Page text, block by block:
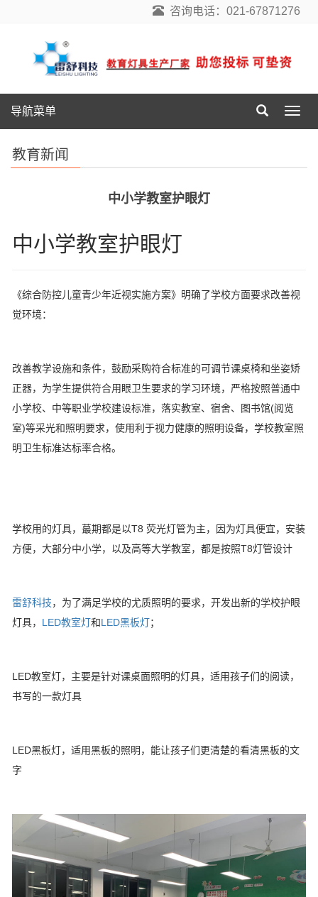
咨询电话：021-67871276
导
航
导航菜单
教育新闻
中小学教室护眼灯
中小学教室护眼灯
《综合防控儿童青少年近视实施方案》明确了学校方面要求改善视
觉环境：
改善教学设施和条件，鼓励采购符合标准的可调节课桌椅和坐姿矫
正器，为学生提供符合用眼卫生要求的学习环境，严格按照普通中
小学校、中等职业学校建设标准，落实教室、宿舍、图书馆(阅览
室)等采光和照明要求，使用利于视力健康的照明设备，学校教室照
明卫生标准达标率合格。
学校用的灯具，蕞期都是以T8 荧光灯管为主，因为灯具便宜，安装
方便，大部分中小学，以及高等大学教室，都是按照T8灯管设计
雷舒科技，为了满足学校的尤质照明的要求，开发出新的学校护眼
灯具， LED教室灯和LED黑板灯；
LED教室灯，主要是针对课桌面照明的灯具，适用孩子们的阅读，
书写的一款灯具
LED黑板灯，适用黑板的照明，能让孩子们更清楚的看清黑板的文
字